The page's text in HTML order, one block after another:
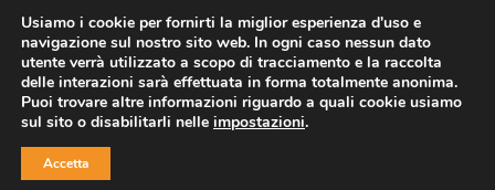
Home Statuto e bilancio
Contatti
Privacy
Cookie Child Protection Policy
Copyright © 2021 AddioPizzo | Tutti i diritti riservati | Sede
Usiamo i cookie per fornirti la miglior esperienza d'uso e
navigazione sul nostro sito web. In ogni caso nessun dato
utente verrà utilizzato a scopo di tracciamento e la raccolta
delle interazioni sarà effettuata in forma totalmente anonima.
Puoi trovare altre informazioni riguardo a quali cookie usiamo
sul sito o disabilitarli nelle impostazioni.
Accetta